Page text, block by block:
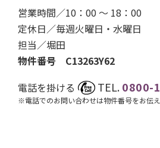
営業時間／10：00 ～ 18：00
定休日／毎週火曜日・水曜日
担当／堀田
物件番号 C13263Y62
電話を掛ける
TEL.0800-
※電話でのお問い合わせは物件番号をお伝え